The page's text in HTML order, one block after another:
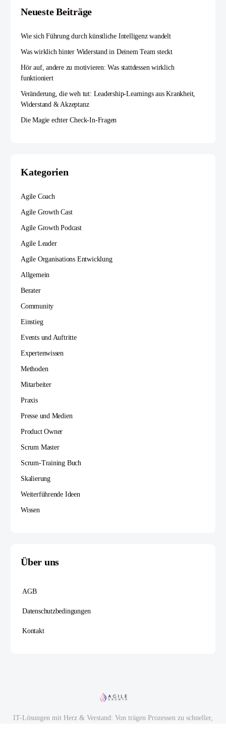
Neueste Beiträge
Wie sich Führung durch künstliche Intelligenz wandelt
Was wirklich hinter Widerstand in Deinem Team steckt
Hör auf, andere zu motivieren: Was stattdessen wirklich
funktioniert
Veränderung, die weh tut: Leadership-Learnings aus Krankheit,
Widerstand & Akzeptanz
Die Magie echter Check-In-Fragen
Kategorien
Agile Coach
Agile Growth Cast
Agile Growth Podcast
Agile Leader
Agile Organisations Entwicklung
Allgemein
Berater
Community
Einstieg
Events und Auftritte
Expertenwissen
Methoden
Mitarbeiter
Praxis
Presse und Medien
Product Owner
Scrum Master
Scrum-Training Buch
Skalierung
Weiterführende Ideen
Wissen
Über uns
AGB
Datenschutzbedingungen
Kontakt
IT-Lösungen mit Herz & Verstand: Von trägen Prozessen zu schneller,